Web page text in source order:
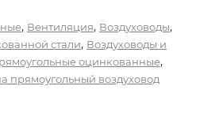
, Вентиляция, Воздуховоды,
стали, Воздуховоды и
оцинкованные,
прямоугольный воздуховод